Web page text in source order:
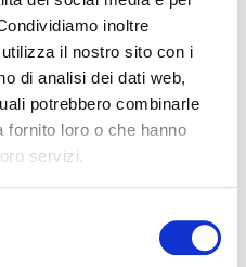
inoltre
il nostro sito con i
di analisi dei dati web,
potrebbero combinarle
fornito loro o che hanno
servizi.